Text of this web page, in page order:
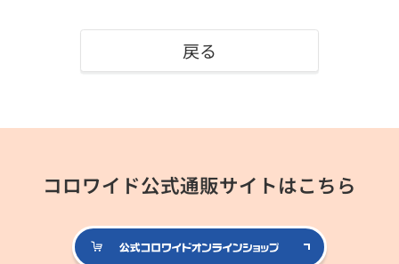
戻る
コロワイド公式通販サイトはこちら
公式コロ